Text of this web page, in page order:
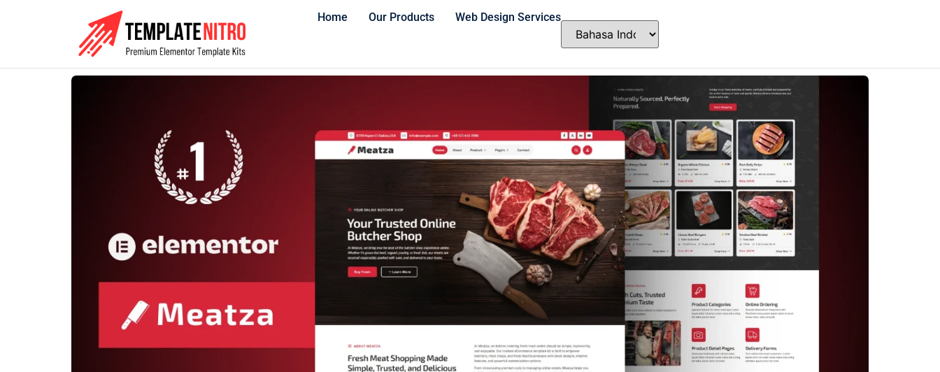
Home Our Products Web Design Services